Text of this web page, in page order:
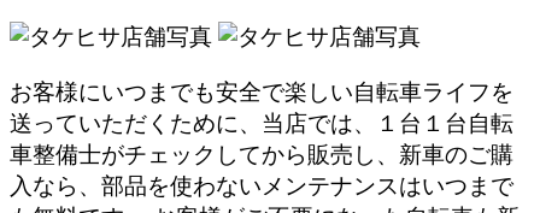
お客様にいつまでも安全で楽しい自転車ライフを
送っていただくために、当店では、１台１台自転
車整備士がチェックしてから販売し、新車のご購
入なら、部品を使わないメンテナンスはいつまで